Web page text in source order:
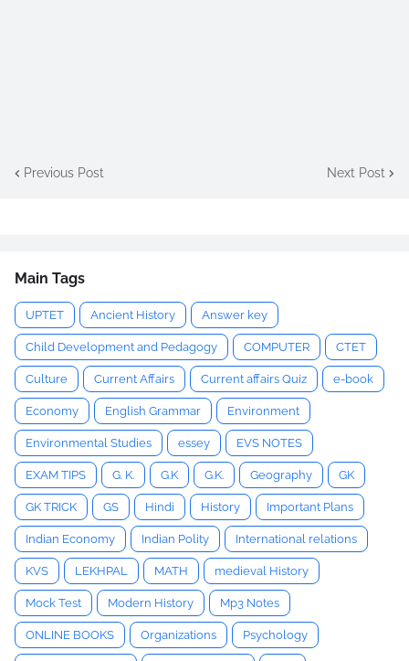
Previous Post Next Post
Main Tags
UPTET Ancient History Answer key
Child Development and Pedagogy COMPUTER CTET
Culture Current Affairs Current affairs Quiz e-book
Economy English Grammar Environment
Environmental Studies essey EVS NOTES
EXAM TIPS G. K. G.K G.K. Geography GK
GK TRICK GS Hindi History Important Plans
Indian Economy Indian Polity International relations
KVS LEKHPAL MATH medieval History
Mock Test Modern History Mp3 Notes
ONLINE BOOKS Organizations Psychology